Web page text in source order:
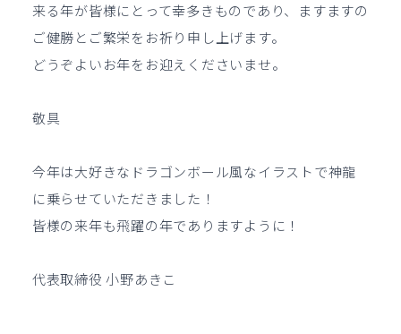
来る年が皆様にとって幸多きものであり、ますますの
ご健勝とご繁栄をお祈り申し上げます。
どうぞよいお年をお迎えくださいませ。
敬具
今年は大好きなドラゴンボール風なイラストで神龍
に乗らせていただきました！
皆様の来年も飛躍の年でありますように！
代表取締役 小野あきこ